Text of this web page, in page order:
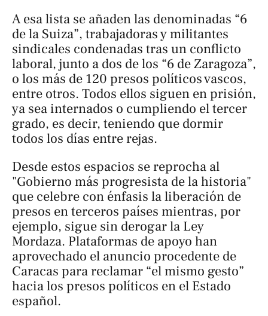
A esa lista se añaden las denominadas “6
de la Suiza”, trabajadoras y militantes
sindicales condenadas tras un conflicto
laboral, junto a dos de los “6 de Zaragoza”,
o los más de 120 presos políticos vascos,
entre otros. Todos ellos siguen en prisión,
ya sea internados o cumpliendo el tercer
grado, es decir, teniendo que dormir
todos los días entre rejas.
Desde estos espacios se reprocha al
"Gobierno más progresista de la historia"
que celebre con énfasis la liberación de
presos en terceros países mientras, por
ejemplo, sigue sin derogar la Ley
Mordaza. Plataformas de apoyo han
aprovechado el anuncio procedente de
Caracas para reclamar “el mismo gesto”
hacia los presos políticos en el Estado
español.